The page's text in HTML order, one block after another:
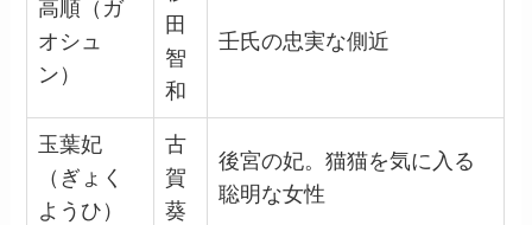
高順（ガ
オシュ
ン）
田
智
和
壬氏の忠実な側近
玉葉妃
（ぎょく
ようひ）
古
賀
葵
後宮の妃。猫猫を気に入る
聡明な女性